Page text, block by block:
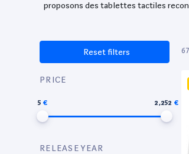
proposons des tablettes tactiles
Reset filters
PRICE
5 2,252
RELEASE YEAR